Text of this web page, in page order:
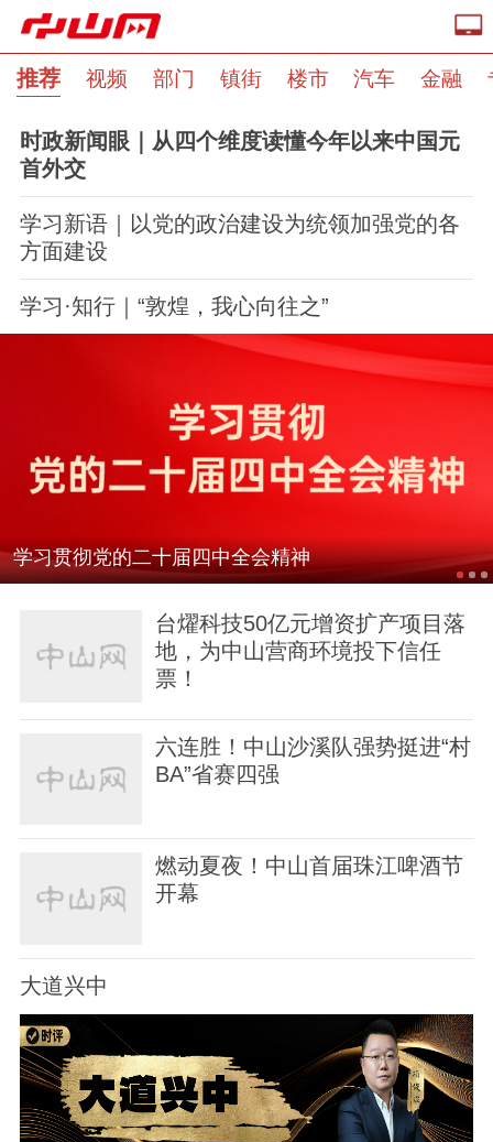
推荐 视频 部门 镇街 楼市 汽车 金融
推荐 部门 镇街
楼市 汽车 专题 金融
关于我们 版权声明 用户协议 举报入口
时政新闻眼｜从四个维度读懂今年以来中国元
首外交
学习新语｜以党的政治建设为统领加强党的各
方面建设
学习·知行｜“敦煌，我心向往之”
学习贯彻党的二十届四中全会精神
台燿科技50亿元增资扩产项目落
地，为中山营商环境投下信任
票！
六连胜！中山沙溪队强势挺进“村
BA”省赛四强
燃动夏夜！中山首届珠江啤酒节
开幕
大道兴中